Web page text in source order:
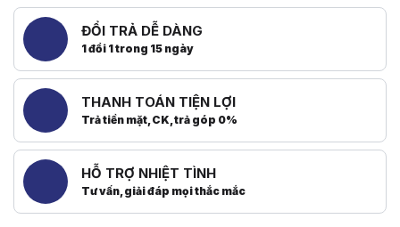
ĐỔI TRẢ DỄ DÀNG
1 đổi 1 trong 15 ngày
THANH TOÁN TIỆN LỢI
Trả tiền mặt, CK, trả góp 0%
HỖ TRỢ NHIỆT TÌNH
Tư vấn, giải đáp mọi thắc mắc